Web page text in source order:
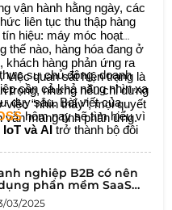
vận hành hằng ngày, các
liên tục thu thập hàng
tín hiệu: máy móc hoạt
thế nào, hàng hóa đang ở
khách hàng phản ứng ra
Việc quan sát hiện trạng là
trọng, nhưng nếu chỉ dừng
việc “nhìn thấy”, mọi quyết
vẫn mang tính phản ứng.
sự chủ động, doanh
cần cả khả năng nhìn xa
duy sâu. Bài viết của
hôm nay sẽ tìm hiểu vì
IoT và AI trở thành bộ đôi
nghiệp.
nghiệp B2B có nên
phần mềm SaaS
03/2025